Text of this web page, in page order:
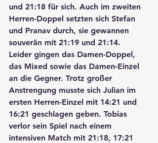
und 21:18 für sich. Auch im zweiten
Herren-Doppel setzten sich Stefan
und Pranav durch, sie gewannen
souverän mit 21:19 und 21:14.
Leider gingen das Damen-Doppel,
das Mixed sowie das Damen-Einzel
an die Gegner. Trotz großer
Anstrengung musste sich Julian im
ersten Herren-Einzel mit 14:21 und
16:21 geschlagen geben. Tobias
verlor sein Spiel nach einem
intensiven Match mit 21:18, 17:21